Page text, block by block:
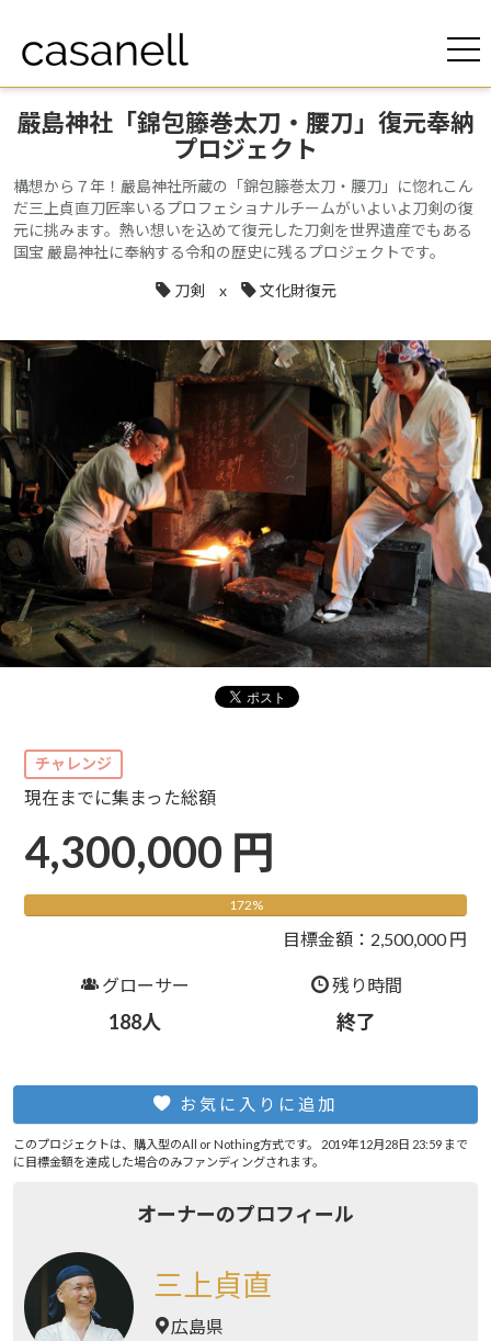
嚴島神社「錦包籐巻太刀・腰刀」復元奉納
プロジェクト
構想から７年！嚴島神社所蔵の「錦包籐巻太刀・腰刀」に惚れこん
だ三上貞直刀匠率いるプロフェショナルチームがいよいよ刀剣の復
元に挑みます。熱い想いを込めて復元した刀剣を世界遺産でもある
国宝 嚴島神社に奉納する令和の歴史に残るプロジェクトです。
刀剣 x 文化財復元
チャレンジ
現在までに集まった総額
4,300,000 円
172%
目標金額：2,500,000 円
グローサー
188人
残り時間
終了
お気に入りに追加
このプロジェクトは、購入型のAll or Nothing方式です。 2019年12月28日 23:59 まで
に目標金額を達成した場合のみファンディングされます。
オーナーのプロフィール
三上貞直
広島県